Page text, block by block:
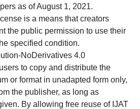
as of August 1, 2021.
is a means that creators
the public permission to use their
specified condition.
NoDerivatives 4.0
to copy and distribute the
or format in unadapted form only,
the publisher, as long as
By allowing free reuse of IJAT